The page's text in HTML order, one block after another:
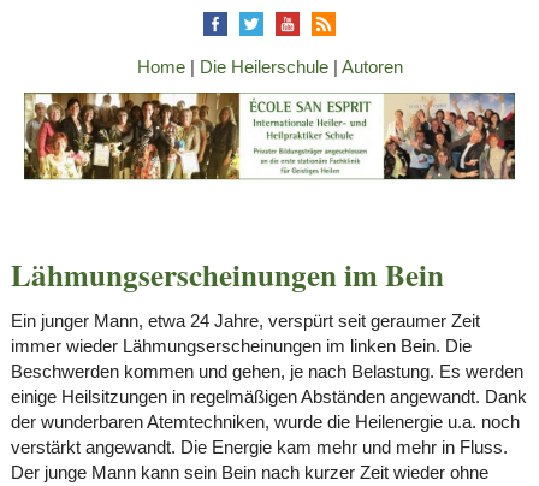
Home| Die Heilerschule| Autoren
Lähmungserscheinungen im Bein
Ein junger Mann, etwa 24 Jahre, verspürt seit geraumer Zeit
immer wieder Lähmungserscheinungen im linken Bein. Die
Beschwerden kommen und gehen, je nach Belastung. Es werden
einige Heilsitzungen in regelmäßigen Abständen angewandt. Dank
der wunderbaren Atemtechniken, wurde die Heilenergie u.a. noch
verstärkt angewandt. Die Energie kam mehr und mehr in Fluss.
Der junge Mann kann sein Bein nach kurzer Zeit wieder ohne